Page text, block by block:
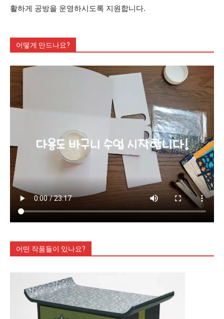
활하게 공방을 운영하시도록 지원합니다.
어떻게 만드나요?
어떤 작품들이 있나요?